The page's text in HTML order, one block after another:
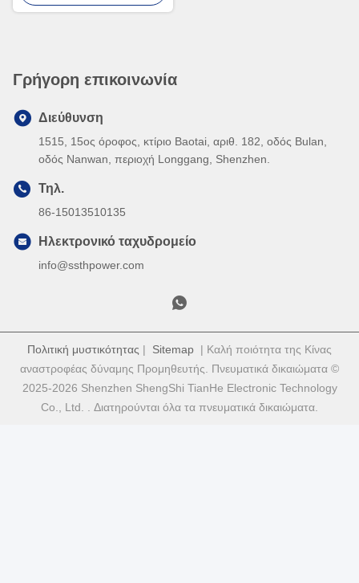
πιστοποιημένο
Γρήγορη επικοινωνία
Διεύθυνση
1515, 15ος όροφος, κτίριο Baotai, αριθ. 182, οδός Bulan,
οδός Nanwan, περιοχή Longgang, Shenzhen.
Τηλ.
86-15013510135
Ηλεκτρονικό ταχυδρομείο
info@ssthpower.com
Πολιτική μυστικότητας | Sitemap | Καλή ποιότητα της Κίνας
αναστροφέας δύναμης Προμηθευτής. Πνευματικά δικαιώματα ©
2025-2026 Shenzhen ShengShi TianHe Electronic Technology
Co., Ltd. . Διατηρούνται όλα τα πνευματικά δικαιώματα.